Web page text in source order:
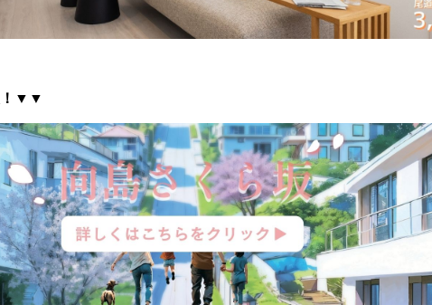
！▼▼